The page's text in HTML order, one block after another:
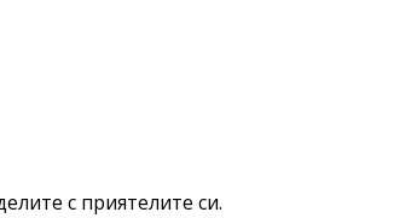
с приятелите си.